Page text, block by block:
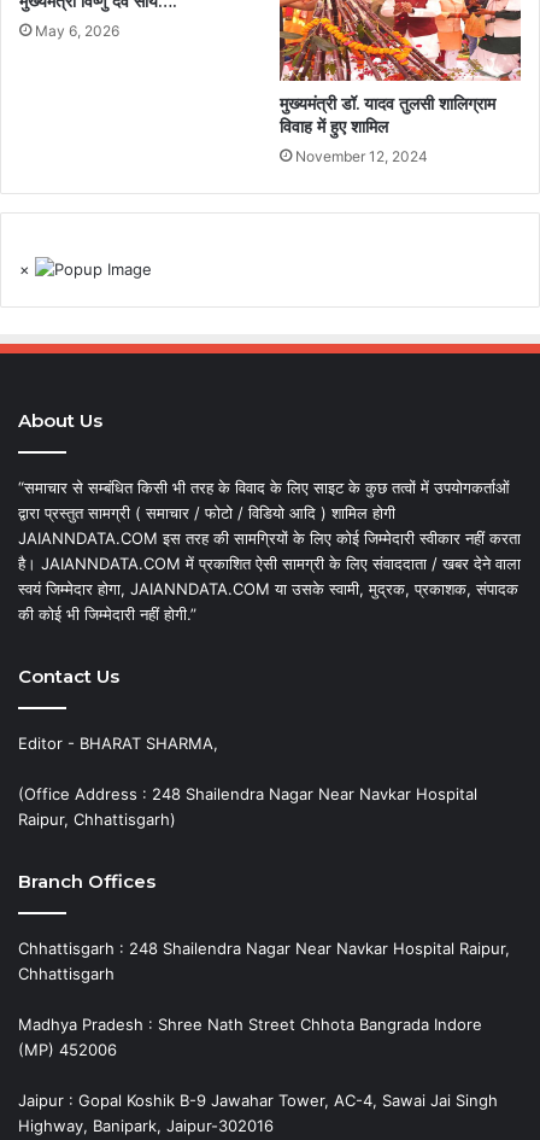
May 6, 2026
मुख्यमंत्री डॉ. यादव तुलसी शालिग्राम
विवाह में हुए शामिल
November 12, 2024
×
About Us
“समाचार से सम्बंधित किसी भी तरह के विवाद के लिए साइट के कुछ तत्वों में उपयोगकर्ताओं
द्वारा प्रस्तुत सामग्री ( समाचार / फोटो / विडियो आदि ) शामिल होगी
JAIANNDATA.COM इस तरह की सामग्रियों के लिए कोई जिम्मेदारी स्वीकार नहीं करता
है। JAIANNDATA.COM में प्रकाशित ऐसी सामग्री के लिए संवाददाता / खबर देने वाला
स्वयं जिम्मेदार होगा, JAIANNDATA.COM या उसके स्वामी, मुद्रक, प्रकाशक, संपादक
की कोई भी जिम्मेदारी नहीं होगी.”
Contact Us
Editor - BHARAT SHARMA,
(Office Address : 248 Shailendra Nagar Near Navkar Hospital
Raipur, Chhattisgarh)
Branch Offices
Chhattisgarh : 248 Shailendra Nagar Near Navkar Hospital Raipur,
Chhattisgarh
Madhya Pradesh : Shree Nath Street Chhota Bangrada Indore
(MP) 452006
Jaipur : Gopal Koshik B-9 Jawahar Tower, AC-4, Sawai Jai Singh
Highway, Banipark, Jaipur-302016